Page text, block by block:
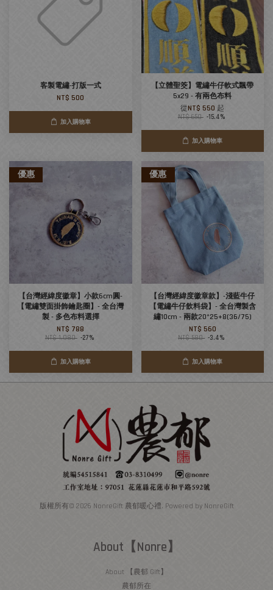
客製電繡-打版一式
NT$ 500
加入購物車
【立體聖筊】電繡牛仔軟式飄帶
5x29 - 有兩色布料
從NT$ 550 起
NT$ 650 -15.4%
加入購物車
優惠
【台灣經緯度徽章】小款6cm圓-
【電繡雙面掛飾鑰匙圈】- 全台灣
製 - 多色布料選擇
NT$ 788
NT$ 1,080 -27%
加入購物車
優惠
【台灣經緯度徽章款】-淺藍牛仔
【電繡牛仔飲料袋】- 全台灣製含
繡10cm - 兩款20*25+8(36/75)
NT$ 560
NT$ 580 -3.4%
加入購物車
版權所有© 2026 NonreGift 農郁暖心禮. Powered by NonreGift
About【Nonre】
About 【農郁 Gift】
農郁所在